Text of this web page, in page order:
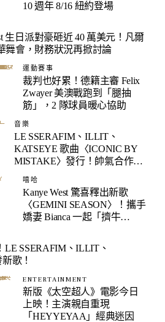
10 週年 8/16 紐約登場
生日派對豪砸近 40 萬美元！凡爾
舞會，財務狀況再掀討論
運動賽事
裁判也好累！德籍主審 Felix
Zwayer 美澳戰跑到「腿抽
筋」，2 隊球員暖心協助
音樂
LE SSERAFIM、ILLIT、
KATSEYE 歌曲〈ICONIC BY
MISTAKE〉發行！帥氣合作舞
嘻哈
Kanye West 驚喜釋出新歌
〈GEMINI SEASON〉！攜手
嬌妻 Bianca 一起「擠牛
SSERAFIM、ILLIT、
歌！
ENTERTAINMENT
新版《太空超人》電影今日
上映！主演親自重現
「HEYYEYAA」經典迷因